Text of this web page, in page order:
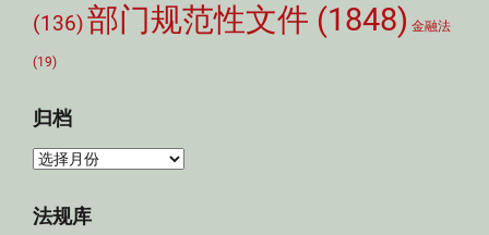
(136)部门规范性文件 (1848) 金融法
(19)
归档
归
法规库